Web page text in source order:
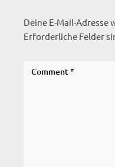
Deine E-Mail-
Erforderliche Felder